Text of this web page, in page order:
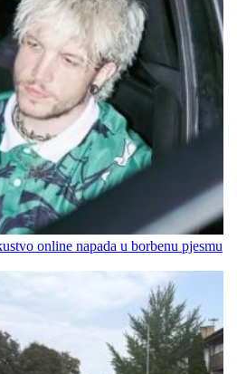
online napada u borbenu pjesmu